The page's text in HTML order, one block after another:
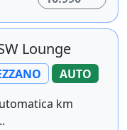
Lounge
AUTO
km